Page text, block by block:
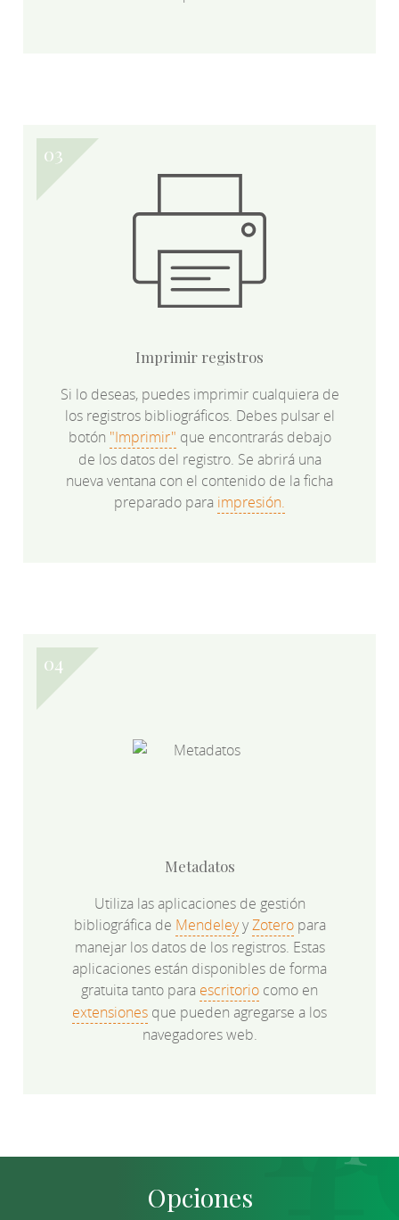
Imprimir registros
Si lo deseas, puedes imprimir cualquiera de
los registros bibliográficos. Debes pulsar el
botón "Imprimir" que encontrarás debajo
de los datos del registro. Se abrirá una
nueva ventana con el contenido de la ficha
preparado para impresión.
Metadatos
Utiliza las aplicaciones de gestión
bibliográfica de MendeleyyZoteropara
manejar los datos de los registros. Estas
aplicaciones están disponibles de forma
gratuita tanto para escritorio como en
extensiones que pueden agregarse a los
navegadores web.
Opciones